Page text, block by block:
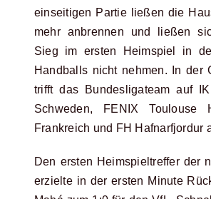
einseitigen Partie ließen die
mehr anbrennen und ließen
Sieg im ersten Heimspiel in
Handballs nicht nehmen. In der
trifft das Bundesligateam auf
Schweden, FENIX Toulouse
Frankreich und FH Hafnarfjordur
Den ersten Heimspieltreffer der
erzielte in der ersten Minute